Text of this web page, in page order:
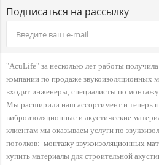
Подписаться на рассылку
"AcuLife" за несколько лет работы
компании по продаже звукоизоляционных
входят инженеры, специалисты по
Мы расширили наш ассортимент и теперь
виброизоляционные и акустические
клиентам мы оказываем услуги по
потолков: монтажу звукоизоляционных
купить материалы для строительной